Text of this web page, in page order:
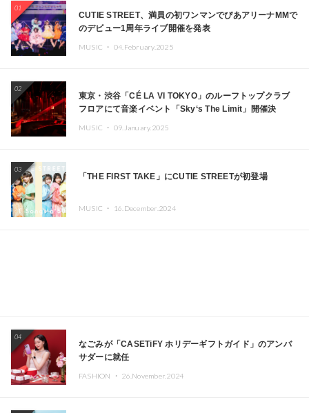
01
CUTIE STREET、満員の初ワンマンでぴあアリーナMMで
のデビュー1周年ライブ開催を発表
MUSIC ・ 04.February.2025
02
東京・渋谷「CÉ LA VI TOKYO」のルーフトップクラブ
フロアにて音楽イベント「Sky‘s The Limit」開催決
MUSIC ・ 09.January.2025
03
「THE FIRST TAKE」にCUTIE STREETが初登場
MUSIC ・ 16.December.2024
04
なごみが「CASETiFY ホリデーギフトガイド」のアンバ
サダーに就任
FASHION ・ 26.November.2024